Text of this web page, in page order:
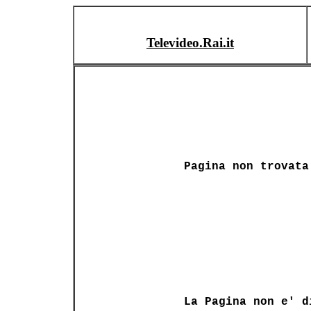
Televideo.Rai.it
Pagina non trovata
La Pagina non e'